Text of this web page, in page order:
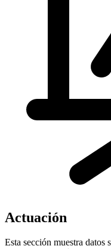
Actuación
Esta sección muestra datos